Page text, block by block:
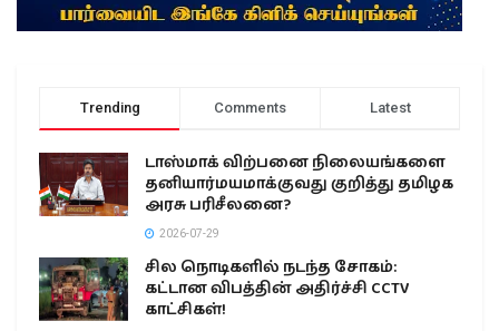
Trending Comments Latest
டாஸ்மாக் விற்பனை நிலையங்களை
தனியார்மயமாக்குவது குறித்து தமிழக
அரசு பரிசீலனை?
2026-07-29
சில நொடிகளில் நடந்த சோகம்:
கட்டான விபத்தின் அதிர்ச்சி CCTV
காட்சிகள்!